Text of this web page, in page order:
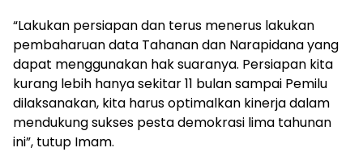
“Lakukan persiapan dan terus menerus lakukan
pembaharuan data Tahanan dan Narapidana yang
dapat menggunakan hak suaranya. Persiapan kita
kurang lebih hanya sekitar 11 bulan sampai Pemilu
dilaksanakan, kita harus optimalkan kinerja dalam
mendukung sukses pesta demokrasi lima tahunan
ini”, tutup Imam.